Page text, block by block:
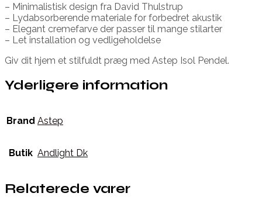
– Minimalistisk design fra David Thulstrup
– Lydabsorberende materiale for forbedret akustik
– Elegant cremefarve der passer til mange stilarter
– Let installation og vedligeholdelse
Giv dit hjem et stilfuldt præg med Astep Isol Pendel.
Yderligere information
Brand Astep
Butik Andlight Dk
Relaterede varer